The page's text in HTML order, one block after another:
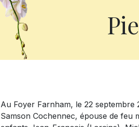
Au Foyer Farnham, le 22 septembre
Samson Cochennec, épouse de feu